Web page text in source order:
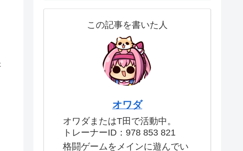
この記事を書いた人
オワダ
オワダまたはT田で活動中。
トレーナーID：978 853 821
格闘ゲームをメインに遊んでい